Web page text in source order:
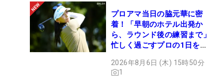
プロアマ当日の脇元華に密
着！「早朝のホテル出発か
ら、ラウンド後の練習まで」
忙しく過ごすプロの1日を公
2026年8月6日 (木) 15時50分
1